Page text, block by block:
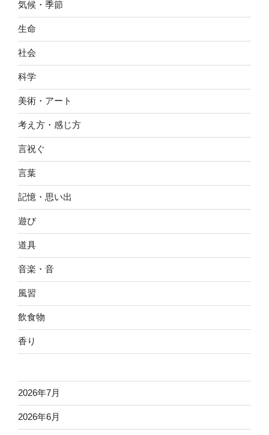
気候・季節
生命
社会
科学
美術・アート
考え方・感じ方
言祝ぐ
言葉
記憶・思い出
遊び
道具
音楽・音
風習
飲食物
香り
2026年7月
2026年6月